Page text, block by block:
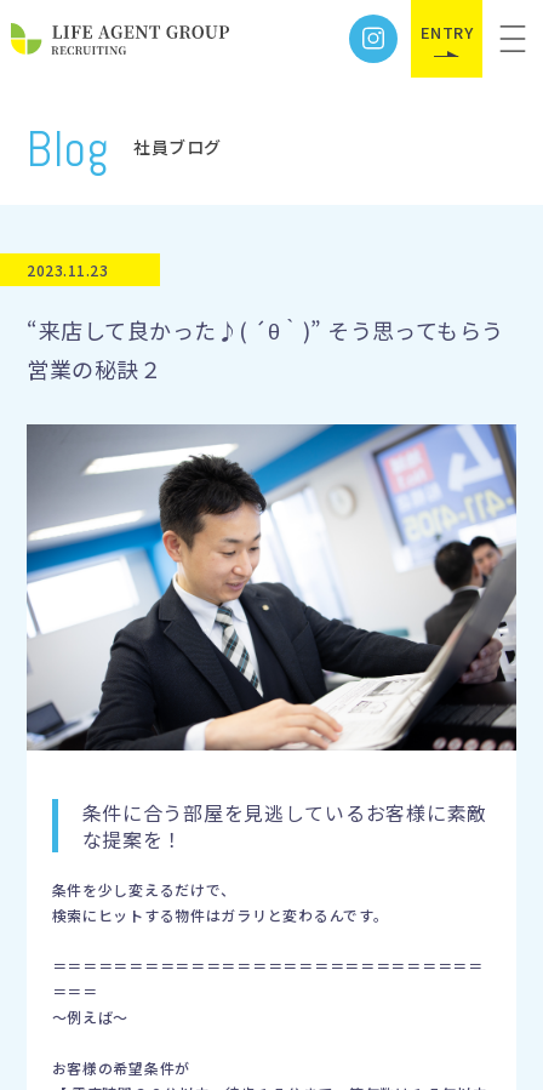
ENTRY
Blog 社員ブログ
2023.11.23
“来店して良かった♪( ´θ｀)” そう思ってもらう
営業の秘訣２
条件に合う部屋を見逃しているお客様に素敵
な提案を！
条件を少し変えるだけで、
検索にヒットする物件はガラリと変わるんです。
＝＝＝＝＝＝＝＝＝＝＝＝＝＝＝＝＝＝＝＝＝＝＝＝＝＝＝＝
＝＝＝
〜例えば〜
お客様の希望条件が